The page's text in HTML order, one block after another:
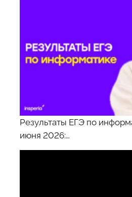
Результаты ЕГЭ по
июня 2026:…